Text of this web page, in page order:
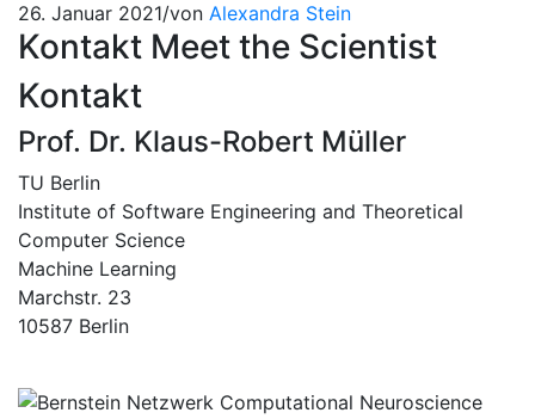
26. Januar 2021/von Alexandra Stein
Kontakt Meet the Scientist
Kontakt
Prof. Dr. Klaus-Robert Müller
TU Berlin
Institute of Software Engineering and Theoretical
Computer Science
Machine Learning
Marchstr. 23
10587 Berlin